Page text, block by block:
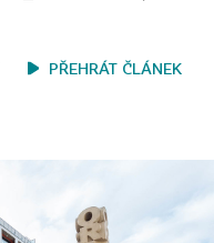
PŘEHRÁT ČLÁNEK